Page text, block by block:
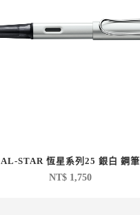
AL-STAR 恆星系列25 銀白 鋼筆
NT$1,750